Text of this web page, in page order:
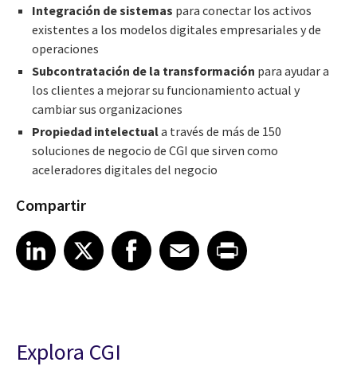
Integración de sistemas para conectar los activos
existentes a los modelos digitales empresariales y de
operaciones
Subcontratación de la transformación para ayudar a
los clientes a mejorar su funcionamiento actual y
cambiar sus organizaciones
Propiedad intelectuala través de más de 150
soluciones de negocio de CGI que sirven como
aceleradores digitales del negocio
Compartir
Share article on LinkedIn
LinkedIn
Share article on XShare article on Facebook
Facebook
Share article on Email
EmailShare article on Print
Explora CGI